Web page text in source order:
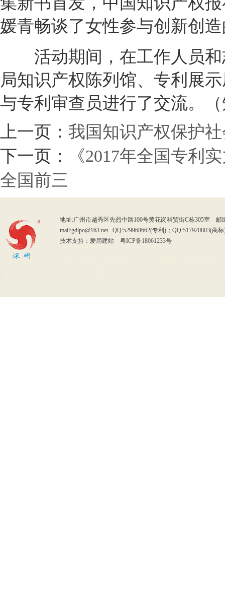
媛青畅谈了女性参与创新创
活动期间，在工作人员和
局知识产权陈列馆、专利展
与专利审查员进行了交流
上一页： 我国知识产权保护
下一页：
《2017年全国专利
全国前三
地址:广州市越秀区先烈中路100号黄花岗科贸街C栋305室
mail:gdipo@163.net QQ:529968662(专利)；QQ:517920803(
技术支持： 爱用建站 粤ICP备18061233号